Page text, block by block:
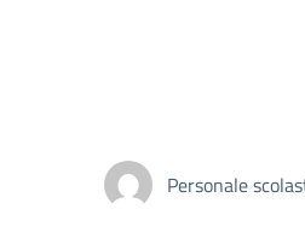
Personale